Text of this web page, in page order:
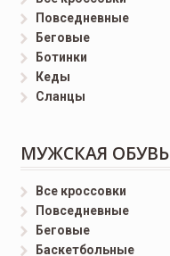
Повседневные
Беговые
Ботинки
Кеды
Сланцы
МУЖСКАЯ ОБУВЬ
Все кроссовки
Повседневные
Беговые
Баскетбольные